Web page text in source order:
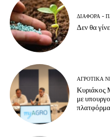
ΔΙΆΦΟΡΑ -
Δεν θα
ΑΓΡΟΤΙΚΆ
Κυριάκος
με